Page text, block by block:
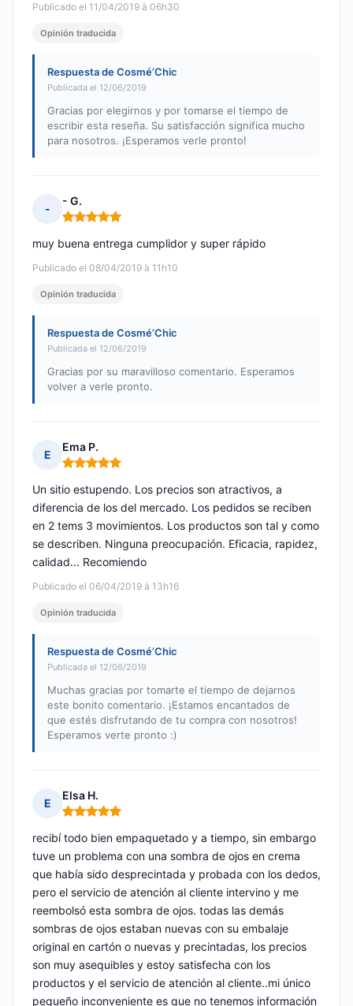
Publicado el 11/04/2019 à 06h30
Opinión traducida
Respuesta de Cosmé’Chic
Publicada el 12/06/2019
Gracias por elegirnos y por tomarse el tiempo de
escribir esta reseña. Su satisfacción significa mucho
para nosotros. ¡Esperamos verle pronto!
-
- G.
Nota: 5 de 5
Publicado el 08/04/2019 à 11h10
muy buena entrega cumplidor y super rápido
Opinión traducida
Respuesta de Cosmé’Chic
Publicada el 12/06/2019
Gracias por su maravilloso comentario. Esperamos
volver a verle pronto.
E
Ema P.
Nota: 5 de 5
Publicado el 06/04/2019 à 13h16
Un sitio estupendo. Los precios son atractivos, a
diferencia de los del mercado. Los pedidos se reciben
en 2 tems 3 movimientos. Los productos son tal y como
se describen. Ninguna preocupación. Eficacia, rapidez,
calidad... Recomiendo
Opinión traducida
Respuesta de Cosmé’Chic
Publicada el 12/06/2019
Muchas gracias por tomarte el tiempo de dejarnos
este bonito comentario. ¡Estamos encantados de
que estés disfrutando de tu compra con nosotros!
Esperamos verte pronto :)
E
Elsa H.
Nota: 5 de 5
recibí todo bien empaquetado y a tiempo, sin embargo
tuve un problema con una sombra de ojos en crema
que había sido desprecintada y probada con los dedos,
pero el servicio de atención al cliente intervino y me
reembolsó esta sombra de ojos. todas las demás
sombras de ojos estaban nuevas con su embalaje
original en cartón o nuevas y precintadas, los precios
son muy asequibles y estoy satisfecha con los
productos y el servicio de atención al cliente..mi único
pequeño inconveniente es que no tenemos información